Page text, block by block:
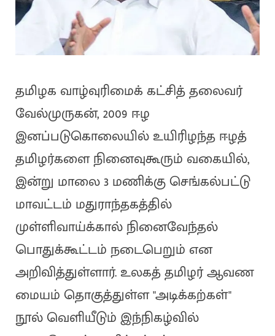
தமிழக வாழ்வுரிமைக் கட்சித் தலைவர்
வேல்முருகன், 2009 ஈழ
இனப்படுகொலையில் உயிரிழந்த ஈழத்
தமிழர்களை நினைவுகூரும் வகையில்,
இன்று மாலை 3 மணிக்கு செங்கல்பட்டு
மாவட்டம் மதுராந்தகத்தில்
முள்ளிவாய்க்கால் நினைவேந்தல்
பொதுக்கூட்டம் நடைபெறும் என
அறிவித்துள்ளார். உலகத் தமிழர் ஆவண
மையம் தொகுத்துள்ள "அடிக்கற்கள்"
நூல் வெளியீடும் இந்நிகழ்வில்